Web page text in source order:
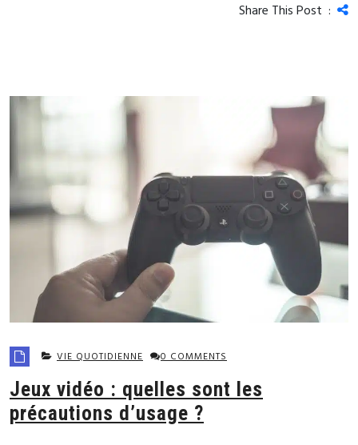
Share This Post :
VIE QUOTIDIENNE 0 COMMENTS
Jeux vidéo : quelles sont les
précautions d’usage ?